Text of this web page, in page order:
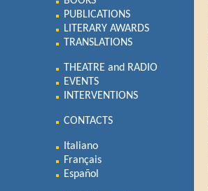
PUBLICATIONS
LITERARY AWARDS
TRANSLATIONS
THEATRE and RADIO
EVENTS
INTERVENTIONS
CONTACTS
Italiano
Français
Español